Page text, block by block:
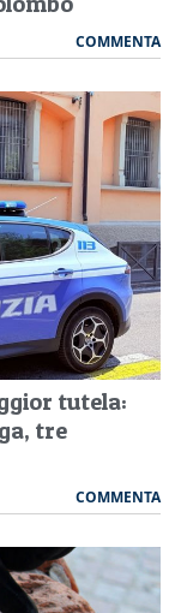
COMMENTA
tutela:
tre
COMMENTA